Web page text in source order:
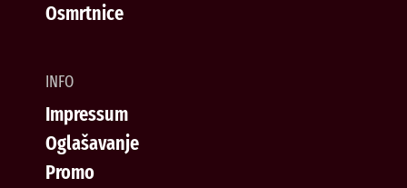
Osmrtnice
INFO
Impressum
Oglašavanje
Promo